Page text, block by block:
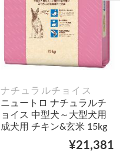
ナチュラルチョイス
ニュートロ ナチュラルチ
ョイス 中型犬～大型犬用
成犬用 チキン&玄米 15kg
¥21,381